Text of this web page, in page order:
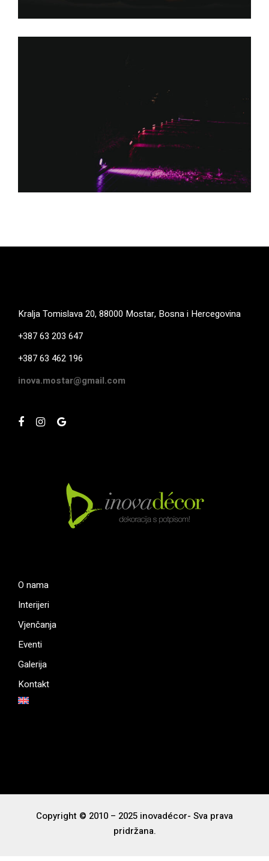
Kralja Tomislava 20, 88000 Mostar, Bosna i Hercegovina
+387 63 203 647
+387 63 462 196
inova.mostar@gmail.com
O nama
Interijeri
Vjenčanja
Eventi
Galerija
Kontakt
Copyright © 2010 – 2025 inovadécor- Sva prava
pridržana.